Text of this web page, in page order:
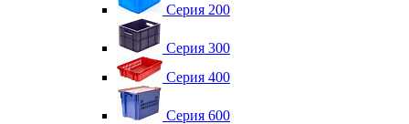
Серия 200
Серия 300
Серия 400
Серия 600